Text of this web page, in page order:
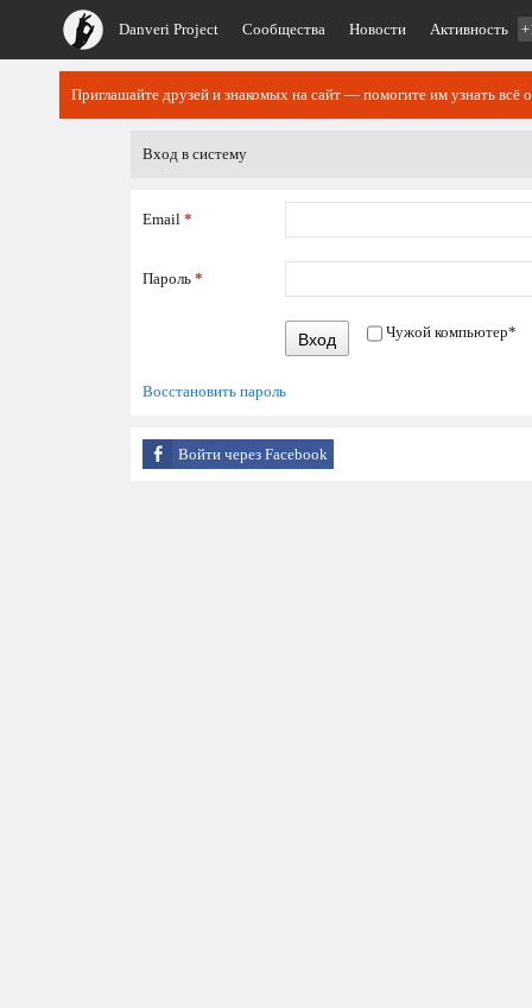
Danveri Project Сообщества Новости Активность
Приглашайте друзей и знакомых на сайт — помогите им узнать всё
Вход в систему
Email *
Пароль *
Вход Чужой компьютер*
Восстановить пароль
Войти через Facebook